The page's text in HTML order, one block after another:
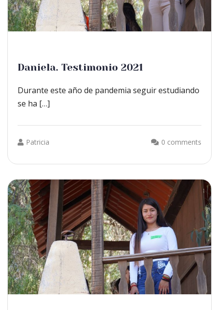
Daniela. Testimonio 2021
Durante este año de pandemia seguir estudiando
se ha […]
Patricia 0 comments